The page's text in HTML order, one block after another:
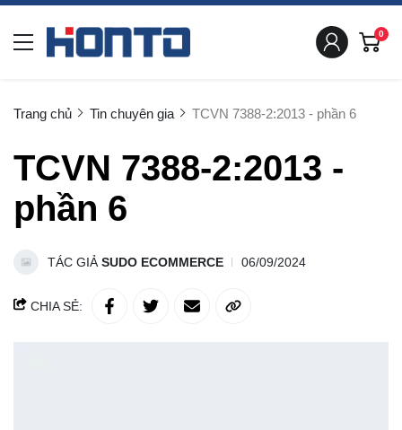
0
Trang chủ Tin chuyên gia TCVN 7388-2:2013 - phần 6
TCVN 7388-2:2013 -
phần 6
TÁC GIẢ SUDO ECOMMERCE 06/09/2024
CHIA SẺ: